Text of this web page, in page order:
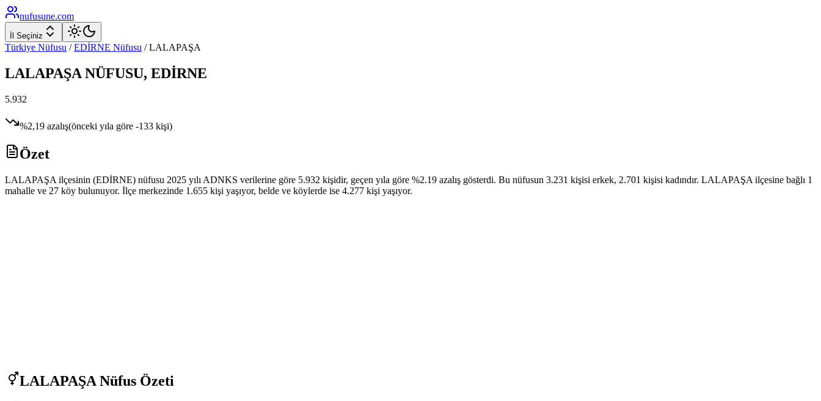
nufusune.com
İl Seçiniz
Türkiye Nüfusu / EDİRNE Nüfusu /LALAPAŞA
LALAPAŞA NÜFUSU, EDİRNE
5.932
%2,19 azalış(önceki yıla göre -133 kişi)
Özet
LALAPAŞA ilçesinin (EDİRNE) nüfusu 2025 yılı ADNKS verilerine göre 5.932 kişidir, geçen yıla göre %2.19 azalış gösterdi. Bu nüfusun 3.231 kişisi erkek, 2.701 kişisi kadındır. LALAPAŞA ilçesine bağlı 1
mahalle ve 27 köy bulunuyor. İlçe merkezinde 1.655 kişi yaşıyor, belde ve köylerde ise 4.277 kişi yaşıyor.
LALAPAŞA Nüfus Özeti